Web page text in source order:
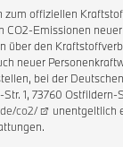
zum offiziellen
CO2-Emissionen
über den
neuer
bei der
1, 73760 Ostfildern-
co2/
unentgeltlich